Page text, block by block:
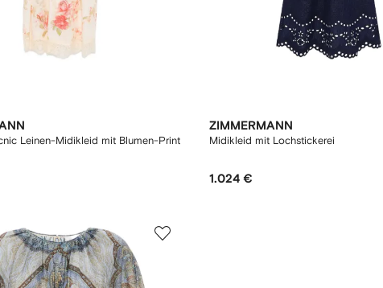
Leinen-Midikleid mit Blumen-Print
ZIMMERMANN
Midikleid mit Lochstickerei
1.024 €